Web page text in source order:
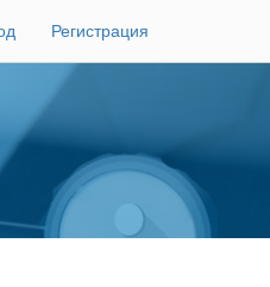
Регистрация